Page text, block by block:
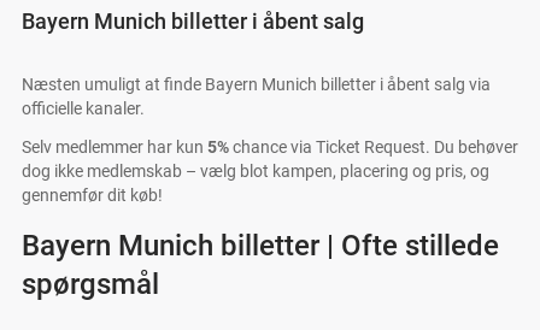
Bayern Munich billetter i åbent salg
Næsten umuligt at finde Bayern Munich billetter i åbent salg via
officielle kanaler.
Selv medlemmer har kun 5%chance via Ticket Request. Du behøver
dog ikke medlemskab – vælg blot kampen, placering og pris, og
gennemfør dit køb!
Bayern Munich billetter | Ofte stillede
spørgsmål